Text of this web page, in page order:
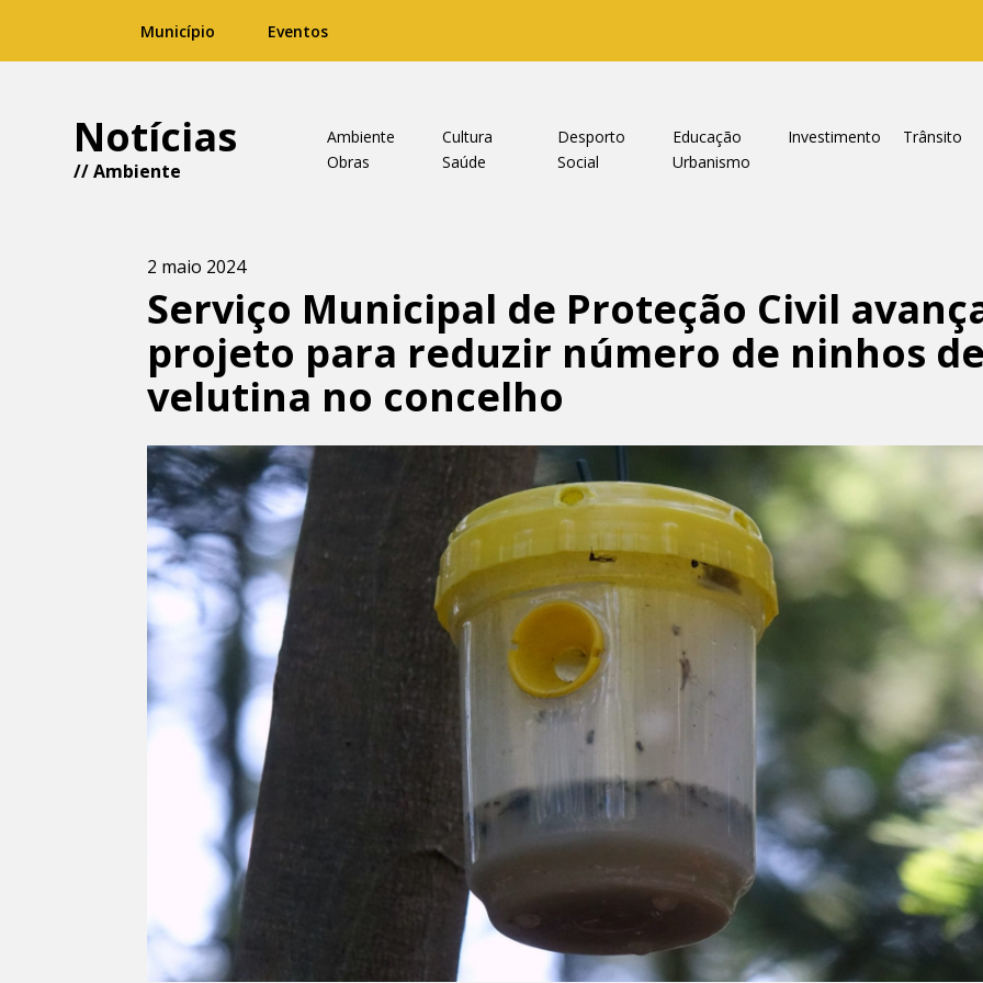
Município Eventos
Notícias
//Ambiente
Ambiente Cultura Desporto Educação Investimento
Trânsito
Obras
Saúde Social Urbanismo
2 maio 2024
Serviço Municipal de Proteção Civil
projeto para reduzir número de ninhos
velutina no concelho